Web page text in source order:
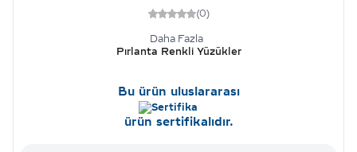
(0)
Daha Fazla
Pırlanta Renkli Yüzükler
Bu ürün uluslararası
ürün sertifikalıdır.